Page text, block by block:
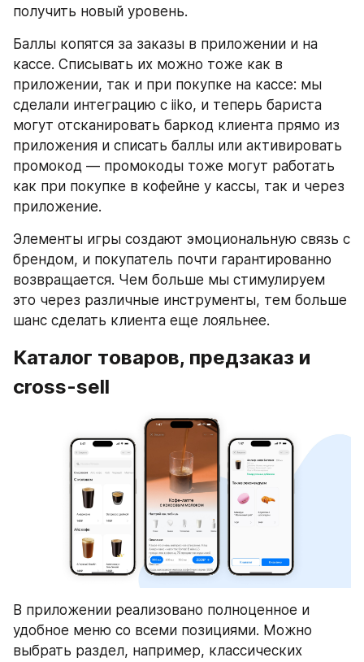
получить новый уровень.
Баллы копятся за заказы в приложении и на
кассе. Списывать их можно тоже как в
приложении, так и при покупке на кассе: мы
сделали интеграцию с iiko, и теперь бариста
могут отсканировать баркод клиента прямо из
приложения и списать баллы или активировать
промокод — промокоды тоже могут работать
как при покупке в кофейне у кассы, так и через
приложение.
Элементы игры создают эмоциональную связь с
брендом, и покупатель почти гарантированно
возвращается. Чем больше мы стимулируем
это через различные инструменты, тем больше
шанс сделать клиента еще лояльнее.
Каталог товаров, предзаказ и
cross-sell
В приложении реализовано полноценное и
удобное меню со всеми позициями. Можно
выбрать раздел, например, классических